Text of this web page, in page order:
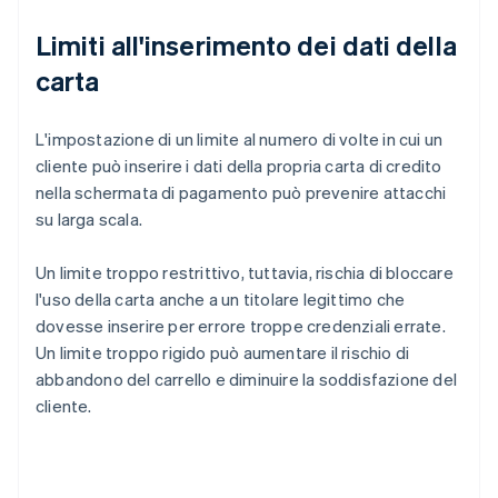
Limiti all'inserimento dei dati della
carta
L'impostazione di un limite al numero di volte in cui un
cliente può inserire i dati della propria carta di credito
nella schermata di pagamento può prevenire attacchi
su larga scala.
Un limite troppo restrittivo, tuttavia, rischia di bloccare
l'uso della carta anche a un titolare legittimo che
dovesse inserire per errore troppe credenziali errate.
Un limite troppo rigido può aumentare il rischio di
abbandono del carrello e diminuire la soddisfazione del
cliente.